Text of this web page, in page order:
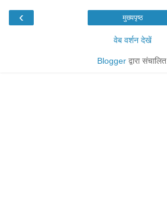
‹ मुख्यपृष्ठ
वेब वर्शन देखें
Bloggerद्वारा संचालित.